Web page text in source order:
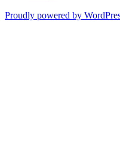
Proudly powered by